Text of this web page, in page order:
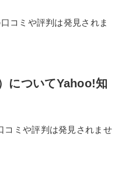
コミや評判は発見されま
についてYahoo!知
コミや評判は発見されませ